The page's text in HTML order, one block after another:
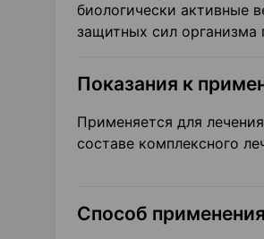
биологически активные
защитных сил организма
Показания к
Применяется для
составе комплексного
Способ